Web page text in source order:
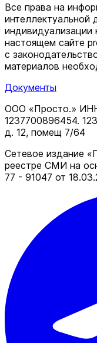
Все права на
интеллектуальной
настоящем сайте
c
материалов
Документы
ООО «Просто.»
1237700896454.
д. 12, помещ 7/64
Сетевое издание
реестре СМИ на
77 - 91047 от